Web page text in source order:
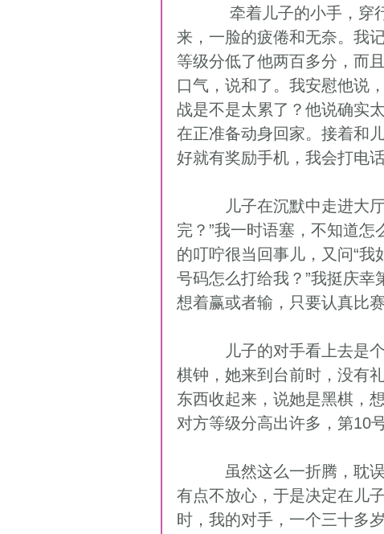
来，一脸的疲倦和无奈。我
等级分低了他两百多分，而
口气，说和了。我安慰他说
战是不是太累了？他说确实
在正准备动身回家。接着和
好就有奖励手机，我会打电
完？”我一时语塞，不知道
的叮咛很当回事儿，又问“
号码怎么打给我？”我挺庆
想着赢或者输，只要认真比
棋钟，她来到台前时，没有
东西收起来，说她是黑棋，
对方等级分高出许多，第10
有点不放心，于是决定在儿
时，我的对手，一个三十多